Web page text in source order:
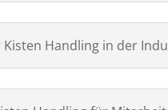
Handling in der